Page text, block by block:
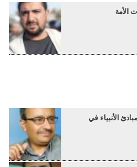
الأمة
الأنبياء في